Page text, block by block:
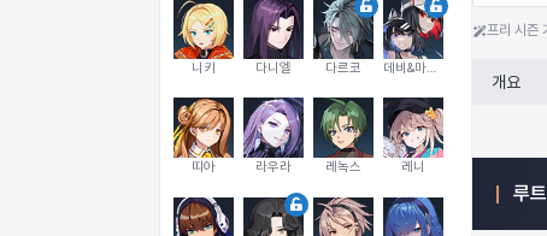
니키 다니엘 다르코
띠아 라우라 레녹스 레니
프리 시즌
개요
루